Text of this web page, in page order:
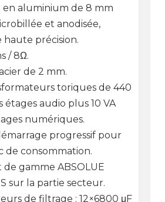
en aluminium de 8 mm
et anodisée,
haute précision.
/ 8Ω.
de 2 mm.
toriques de 440
étages audio plus 10 VA
numériques.
progressif pour
de consommation.
gamme ABSOLUE
sur la partie secteur.
de filtrage : 12×6800 μF